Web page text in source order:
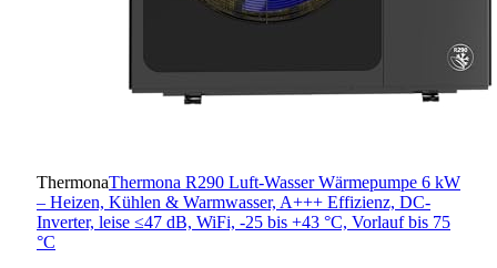
ThermonaThermona R290 Luft-Wasser Wärmepumpe 6 kW
– Heizen, Kühlen & Warmwasser, A+++ Effizienz, DC-
Inverter, leise ≤47 dB, WiFi, -25 bis +43 °C, Vorlauf bis 75
°C